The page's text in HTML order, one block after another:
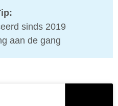
sinds 2019
aan de gang